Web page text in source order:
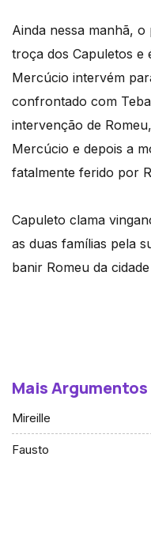
Ainda nessa manhã,
troça dos Capuletos e
Mercúcio intervém
confrontado com
intervenção de
Mercúcio e depois a
fatalmente ferido por
Capuleto clama
as duas famílias pela
banir Romeu da
Mais Argumentos
Mireille
Fausto